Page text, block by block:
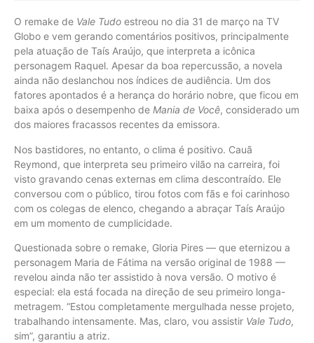
O remake de Vale Tudo estreou no dia 31 de março na TV
Globo e vem gerando comentários positivos, principalmente
pela atuação de Taís Araújo, que interpreta a icônica
personagem Raquel. Apesar da boa repercussão, a novela
ainda não deslanchou nos índices de audiência. Um dos
fatores apontados é a herança do horário nobre, que ficou em
baixa após o desempenho de Mania de Você, considerado um
dos maiores fracassos recentes da emissora.
Nos bastidores, no entanto, o clima é positivo. Cauã
Reymond, que interpreta seu primeiro vilão na carreira, foi
visto gravando cenas externas em clima descontraído. Ele
conversou com o público, tirou fotos com fãs e foi carinhoso
com os colegas de elenco, chegando a abraçar Taís Araújo
em um momento de cumplicidade.
Questionada sobre o remake, Gloria Pires — que eternizou a
personagem Maria de Fátima na versão original de 1988 —
revelou ainda não ter assistido à nova versão. O motivo é
especial: ela está focada na direção de seu primeiro longa-
metragem. “Estou completamente mergulhada nesse projeto,
trabalhando intensamente. Mas, claro, vou assistir Vale Tudo,
sim”, garantiu a atriz.